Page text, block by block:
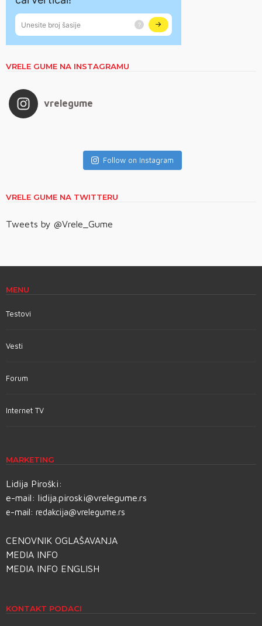
VRELE GUME NA INSTAGRAMU
vrelegume
Follow on Instagram
VRELE GUME NA TWITTERU
Tweets by @Vrele_Gume
MENU
Testovi
Vesti
Forum
Internet TV
MARKETING
Lidija Piroški:
e-mail: lidija.piroski@vrelegume.rs
e-mail: redakcija@vrelegume.rs
CENOVNIK OGLAŠAVANJA
MEDIA INFO
MEDIA INFO ENGLISH
KONTAKT PODACI